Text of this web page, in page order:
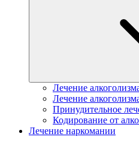
Лечение
Лечение
Принудительное
Кодирование от
Лечение наркомании